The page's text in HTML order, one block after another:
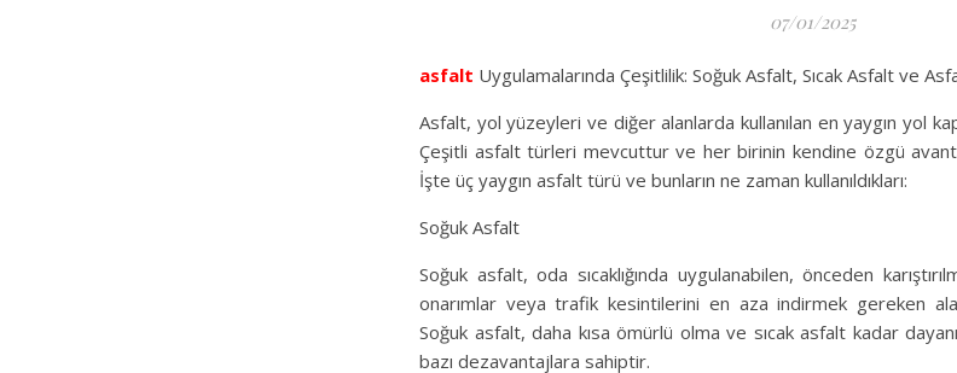
07/01/2025
asfalt Uygulamalarında Çeşitlilik: Soğuk Asfalt, Sıcak Asfalt ve
Asfalt, yol yüzeyleri ve diğer alanlarda kullanılan en yaygın yol
Çeşitli asfalt türleri mevcuttur ve her birinin kendine özgü
İşte üç yaygın asfalt türü ve bunların ne zaman kullanıldıkları:
Soğuk Asfalt
Soğuk asfalt, oda sıcaklığında uygulanabilen, önceden
onarımlar veya trafik kesintilerini en aza indirmek gereken
Soğuk asfalt, daha kısa ömürlü olma ve sıcak asfalt kadar
bazı dezavantajlara sahiptir.